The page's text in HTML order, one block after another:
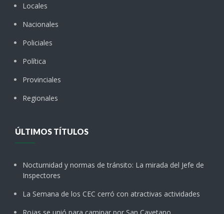
Locales
Nacionales
Policiales
Política
Provinciales
Regionales
ÚLTIMOS TÍTULOS
Nocturnidad y normas de tránsito: La mirada del Jefe de
Inspectores
La Semana de los CEC cerró con atractivas actividades
Rojas se unió para caminar por San Cayetano